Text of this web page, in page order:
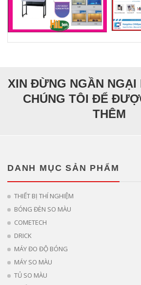
XIN ĐỪNG NGẦN NGẠI
CHÚNG TÔI ĐỂ
THÊM
DANH MỤC SẢN PHẨM
THIẾT BỊ THÍ NGHIỆM
BÓNG ĐÈN SO MÀU
COMETECH
DRICK
MÁY ĐO ĐỘ BÓNG
MÁY SO MÀU
TỦ SO MÀU